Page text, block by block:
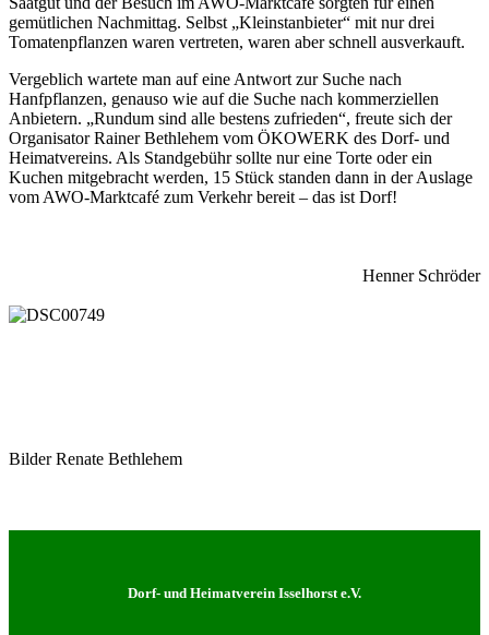
gemütlichen Nachmittag. Selbst „Kleinstanbieter“ mit nur drei
Tomatenpflanzen waren vertreten, waren aber schnell ausverkauft.
Vergeblich wartete man auf eine Antwort zur Suche nach
Hanfpflanzen, genauso wie auf die Suche nach kommerziellen
Anbietern. „Rundum sind alle bestens zufrieden“, freute sich der
Organisator Rainer Bethlehem vom ÖKOWERK des Dorf- und
Heimatvereins. Als Standgebühr sollte nur eine Torte oder ein
Kuchen mitgebracht werden, 15 Stück standen dann in der Auslage
vom AWO-Marktcafé zum Verkehr bereit – das ist Dorf!
Henner Schröder
Bilder Renate Bethlehem
Dorf- und Heimatverein Isselhorst e.V.